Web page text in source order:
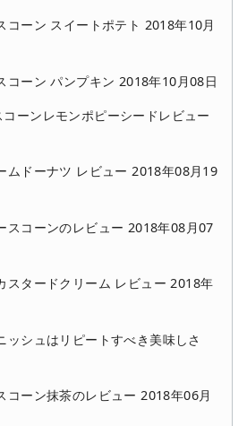
コーン スイートポテト 2018年10月
コーン パンプキン 2018年10月08日
ーンレモンポピーシードレビュー
ムドーナツ レビュー 2018年08月19
スコーンのレビュー 2018年08月07
スタードクリーム レビュー 2018年
ッシュはリピートすべき美味しさ
コーン抹茶のレビュー 2018年06月